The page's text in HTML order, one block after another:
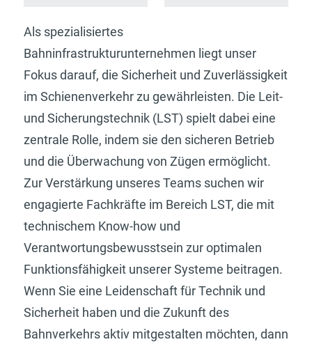
Als spezialisiertes
Bahninfrastrukturunternehmen liegt unser
Fokus darauf, die Sicherheit und Zuverlässigkeit
im Schienenverkehr zu gewährleisten. Die Leit-
und Sicherungstechnik (LST) spielt dabei eine
zentrale Rolle, indem sie den sicheren Betrieb
und die Überwachung von Zügen ermöglicht.
Zur Verstärkung unseres Teams suchen wir
engagierte Fachkräfte im Bereich LST, die mit
technischem Know-how und
Verantwortungsbewusstsein zur optimalen
Funktionsfähigkeit unserer Systeme beitragen.
Wenn Sie eine Leidenschaft für Technik und
Sicherheit haben und die Zukunft des
Bahnverkehrs aktiv mitgestalten möchten, dann